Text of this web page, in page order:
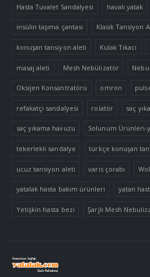
Hasta Tuvalet Sandalyesi havalı yatak
insülin taşıma çantası Klasik Tansiyon
konuşan tansiyon aleti Kulak Tıkacı
masaj aleti Mesh Nebülizatör
Oksijen Konsantratörü omron
refakatçi sandalyesi rolatör saç
saç yıkama havuzu Solunum Ürünleri-
tekerlekli sandalye türkçe konuşan
ucuz tansiyon aleti varis çorabı
yatalak hasta bakım ürünleri yatan
Yetişkin hasta bezi Şarjlı Mesh